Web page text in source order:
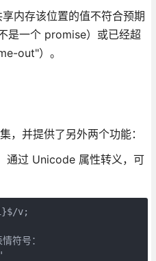
内存该位置的值不符合预期
是一个 promise）或已经超
out"）。
，并提供了另外两个功能：
通过 Unicode 属性转义，可
v;
符号：